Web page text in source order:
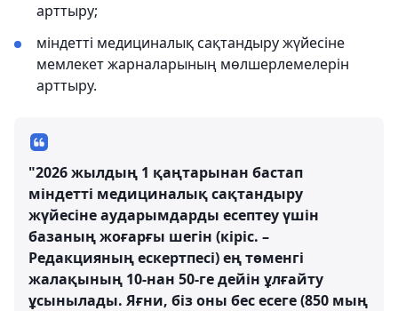
арттыру;
міндетті медициналық сақтандыру жүйесіне
мемлекет жарналарының мөлшерлемелерін
арттыру.
"2026 жылдың 1 қаңтарынан бастап
міндетті медициналық сақтандыру
жүйесіне аударымдарды есептеу үшін
базаның жоғарғы шегін (кіріс. –
Редакцияның ескертпесі) ең төменгі
жалақының 10-нан 50-ге дейін ұлғайту
ұсынылады. Яғни, біз оны бес есеге (850 мың